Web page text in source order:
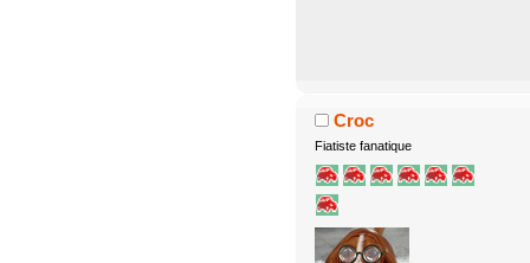
Croc
Fiatiste fanatique